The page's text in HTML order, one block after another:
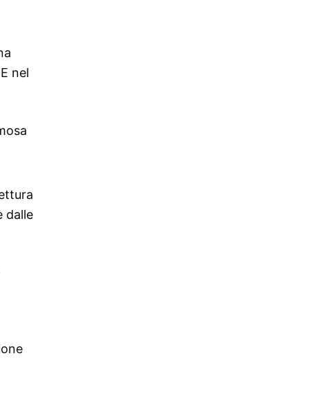
nel
dalle